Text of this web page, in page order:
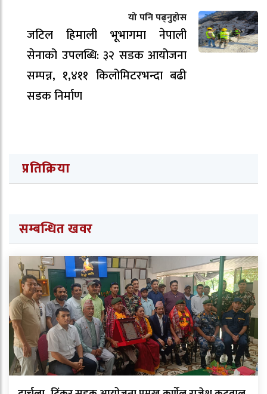
यो पनि पढ्नुहोस
जटिल हिमाली भूभागमा नेपाली
सेनाको उपलब्धि: ३२ सडक आयोजना
सम्पन्न, १,४११ किलोमिटरभन्दा बढी
सडक निर्माण
प्रतिक्रिया
सम्बन्धित खवर